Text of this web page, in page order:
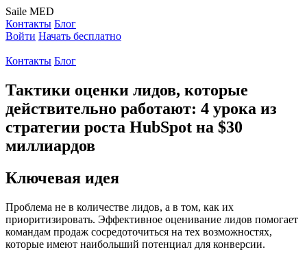
Saile MED
Контакты Блог
Войти Начать бесплатно
Контакты Блог
Тактики оценки лидов, которые
действительно работают: 4 урока из
стратегии роста HubSpot на $30
миллиардов
Ключевая идея
Проблема не в количестве лидов, а в том, как их
приоритизировать. Эффективное оценивание лидов помогает
командам продаж сосредоточиться на тех возможностях,
которые имеют наибольший потенциал для конверсии.